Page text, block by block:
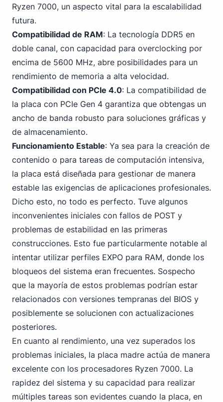
Ryzen 7000, un aspecto vital para la escalabilidad
futura.
Compatibilidad de RAM: La tecnología DDR5 en
doble canal, con capacidad para overclocking por
encima de 5600 MHz, abre posibilidades para un
rendimiento de memoria a alta velocidad.
Compatibilidad con PCIe 4.0: La compatibilidad de
la placa con PCIe Gen 4 garantiza que obtengas un
ancho de banda robusto para soluciones gráficas y
de almacenamiento.
Funcionamiento Estable: Ya sea para la creación de
contenido o para tareas de computación intensiva,
la placa está diseñada para gestionar de manera
estable las exigencias de aplicaciones profesionales.
Dicho esto, no todo es perfecto. Tuve algunos
inconvenientes iniciales con fallos de POST y
problemas de estabilidad en las primeras
construcciones. Esto fue particularmente notable al
intentar utilizar perfiles EXPO para RAM, donde los
bloqueos del sistema eran frecuentes. Sospecho
que la mayoría de estos problemas podrían estar
relacionados con versiones tempranas del BIOS y
posiblemente se solucionen con actualizaciones
posteriores.
En cuanto al rendimiento, una vez superados los
problemas iniciales, la placa madre actúa de manera
excelente con los procesadores Ryzen 7000. La
rapidez del sistema y su capacidad para realizar
múltiples tareas son evidentes cuando la placa, en